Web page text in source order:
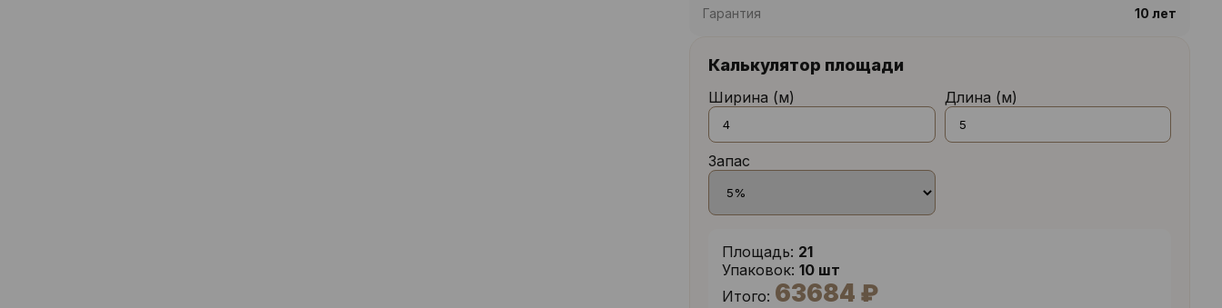
Гарантия 10 лет
Калькулятор площади
Ширина (м) Длина (м)
Запас
Площадь: 21
Упаковок: 10 шт
Итого: 63684 ₽